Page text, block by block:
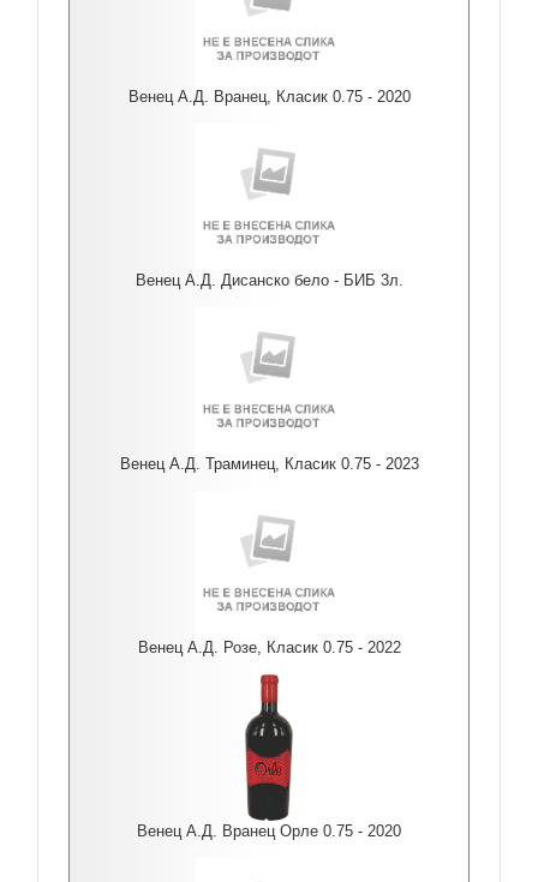
Венец А.Д. Вранец, Класик 0.75 - 2020
Венец А.Д. Дисанско бело - БИБ 3л.
Венец А.Д. Траминец, Класик 0.75 - 2023
Венец А.Д. Розе, Класик 0.75 - 2022
Венец А.Д. Вранец Орле 0.75 - 2020